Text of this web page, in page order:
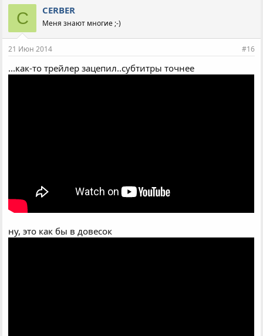
C CERBER
Меня знают многие ;-)
21 Июн 2014 #16
...как-то трейлер зацепил..субтитры точнее
ну, это как бы в довесок